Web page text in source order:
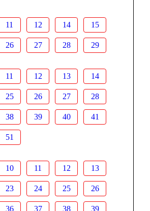
11 12 14 15
26 27 28 29
11 12 13 14
25 26 27 28
38 39 40 41
51
10 11 12 13
23 24 25 26
36 37 38 39